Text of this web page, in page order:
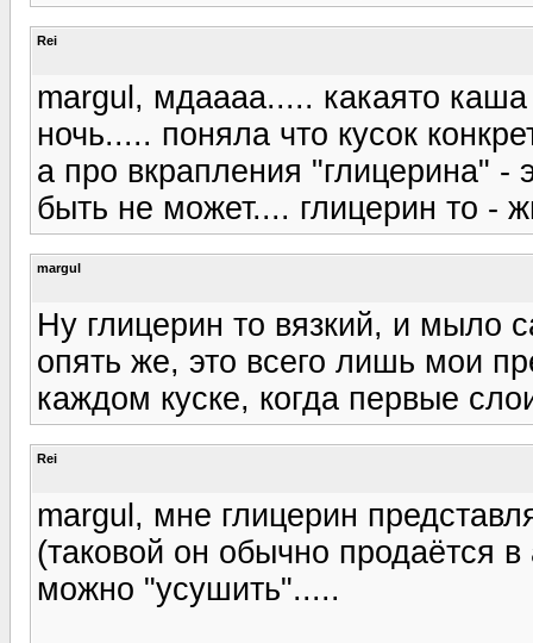
Rei
margul, мдаааа..... какаято
ночь..... поняла что кусок
а про вкрапления "глицерина" -
быть не может.... глицерин то -
margul
Ну глицерин то вязкий, и мыло
опять же, это всего лишь мои
каждом куске, когда первые
Rei
margul, мне глицерин
(таковой он обычно продаётся
можно "усушить".....